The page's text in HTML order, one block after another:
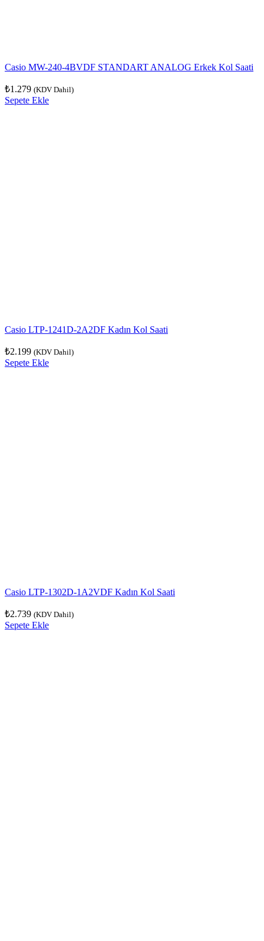
Casio MW-240-4BVDF STANDART ANALOG Erkek Kol Saati
₺1.279 (KDV Dahil)
Sepete Ekle
Casio LTP-1241D-2A2DF Kadın Kol Saati
₺2.199 (KDV Dahil)
Sepete Ekle
Casio LTP-1302D-1A2VDF Kadın Kol Saati
₺2.739 (KDV Dahil)
Sepete Ekle